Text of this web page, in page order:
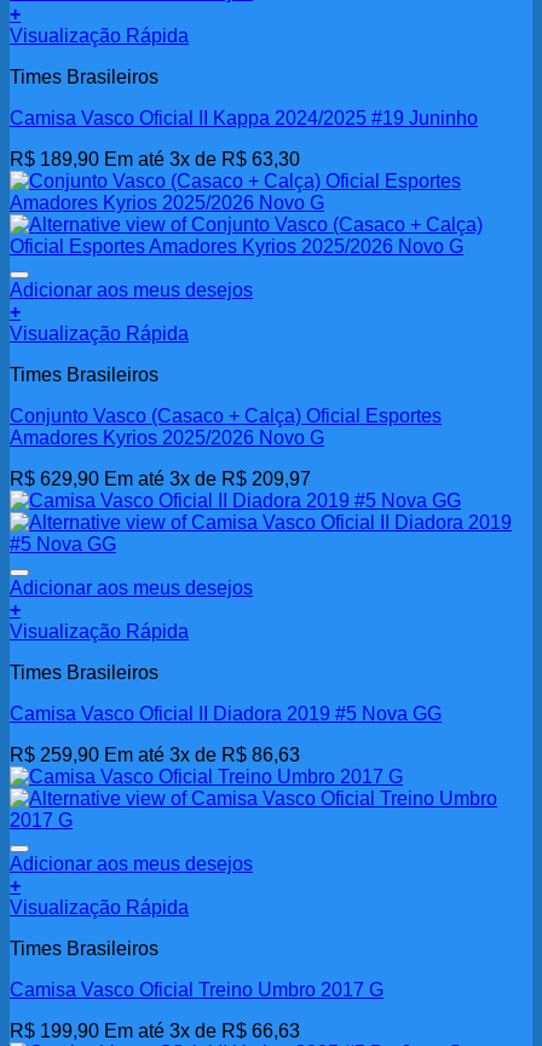
+
Visualização Rápida
Times Brasileiros
Camisa Vasco Oficial II Kappa 2024/2025 #19 Juninho
R$ 189,90 Em até 3x de R$ 63,30
Adicionar aos meus desejos
+
Visualização Rápida
Times Brasileiros
Conjunto Vasco (Casaco + Calça) Oficial Esportes
Amadores Kyrios 2025/2026 Novo G
R$ 629,90 Em até 3x de R$ 209,97
Adicionar aos meus desejos
+
Visualização Rápida
Times Brasileiros
Camisa Vasco Oficial II Diadora 2019 #5 Nova GG
R$ 259,90 Em até 3x de R$ 86,63
Adicionar aos meus desejos
+
Visualização Rápida
Times Brasileiros
Camisa Vasco Oficial Treino Umbro 2017 G
R$ 199,90 Em até 3x de R$ 66,63